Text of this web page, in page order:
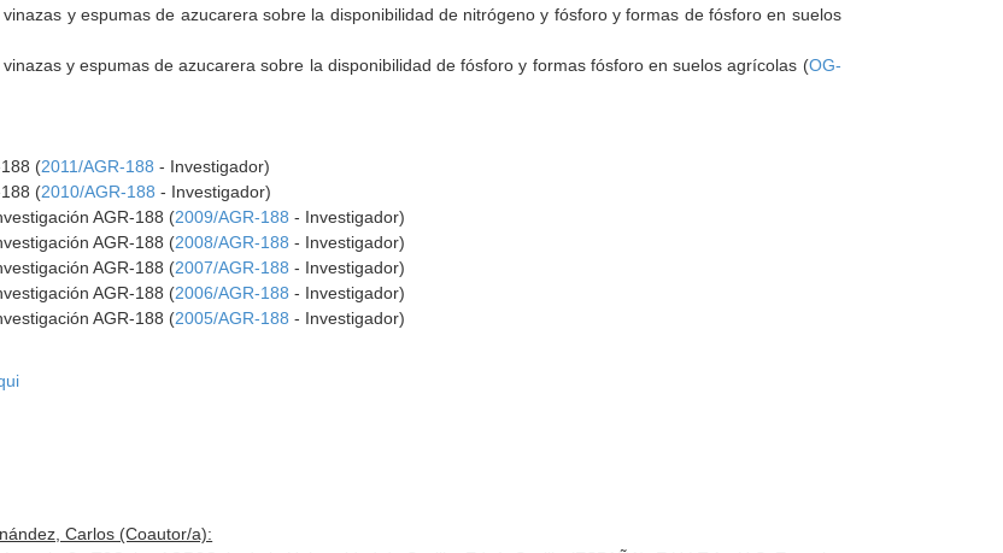
y espumas de azucarera sobre la disponibilidad de nitrógeno y fósforo y formas de fósforo en suelos
y espumas de azucarera sobre la disponibilidad de fósforo y formas fósforo en suelos agrícolas (OG-
(2011/AGR-188 - Investigador)
(2010/AGR-188 - Investigador)
AGR-188 (2009/AGR-188 - Investigador)
AGR-188 (2008/AGR-188 - Investigador)
AGR-188 (2007/AGR-188 - Investigador)
AGR-188 (2006/AGR-188 - Investigador)
AGR-188 (2005/AGR-188 - Investigador)
Carlos (Coautor/a):